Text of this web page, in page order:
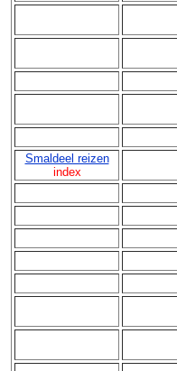
Smaldeel reizen
index